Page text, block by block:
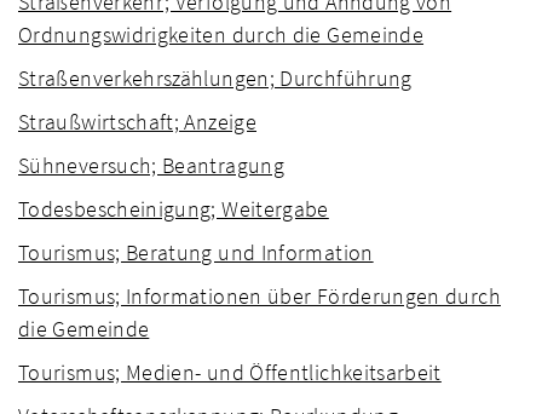
Ordnungswidrigkeiten durch die Gemeinde
Straßenverkehrszählungen; Durchführung
Straußwirtschaft; Anzeige
Sühneversuch; Beantragung
Todesbescheinigung; Weitergabe
Tourismus; Beratung und Information
Tourismus; Informationen über Förderungen durch
die Gemeinde
Tourismus; Medien- und Öffentlichkeitsarbeit